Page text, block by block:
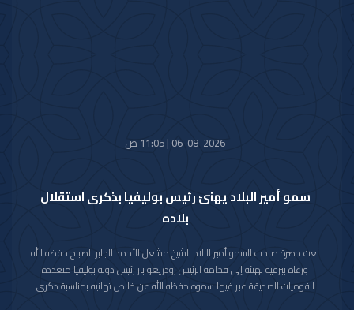
06-08-2026 | 11:05 ص
سمو أمير البلاد يهنئ رئيس بوليفيا بذكرى استقلال
بلاده
بعث حضرة صاحب السمو أمير البلاد الشيخ مشعل الأحمد الجابر الصباح حفظه الله
ورعاه ببرقية تهنئة إلى فخامة الرئيس رودريغو باز رئيس دولة بوليفيا متعددة
القوميات الصديقة عبر فيها سموه حفظه الله عن خالص تهانيه بمناسبة ذكرى